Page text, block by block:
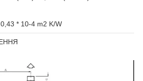
* 10-4 m2 K/W